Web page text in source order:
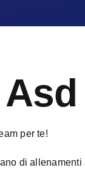
per te!
di allenamenti